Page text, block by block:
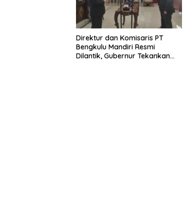
Direktur dan Komisaris PT
Bengkulu Mandiri Resmi
Dilantik, Gubernur Tekankan